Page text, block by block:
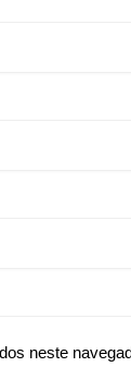
neste